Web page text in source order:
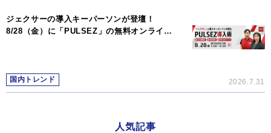
ジェクサーの導入キーパーソンが登壇！
8/28（金）に「PULSEZ」の無料オンライ…
国内トレンド 2026.7.31
人気記事